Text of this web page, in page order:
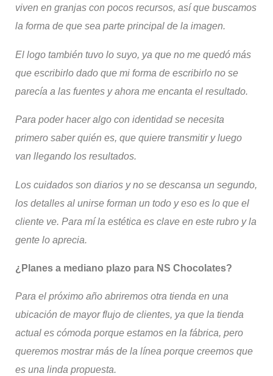
viven en granjas con pocos recursos, así que buscamos
la forma de que sea parte principal de la imagen.
El logo también tuvo lo suyo, ya que no me quedó más
que escribirlo dado que mi forma de escribirlo no se
parecía a las fuentes y ahora me encanta el resultado.
Para poder hacer algo con identidad se necesita
primero saber quién es, que quiere transmitir y luego
van llegando los resultados.
Los cuidados son diarios y no se descansa un segundo,
los detalles al unirse forman un todo y eso es lo que el
cliente ve. Para mí la estética es clave en este rubro y la
gente lo aprecia.
¿Planes a mediano plazo para NS Chocolates?
Para el próximo año abriremos otra tienda en una
ubicación de mayor flujo de clientes, ya que la tienda
actual es cómoda porque estamos en la fábrica, pero
queremos mostrar más de la línea porque creemos que
es una linda propuesta.